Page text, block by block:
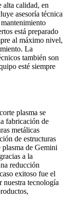
alta calidad, en
asesoría técnica
está preparado
al máximo nivel,
La
también son
esté siempre
plasma se
fabricación de
metálicas
de estructuras
de Gemini
a la
reducción
exitoso fue el
nuestra tecnología